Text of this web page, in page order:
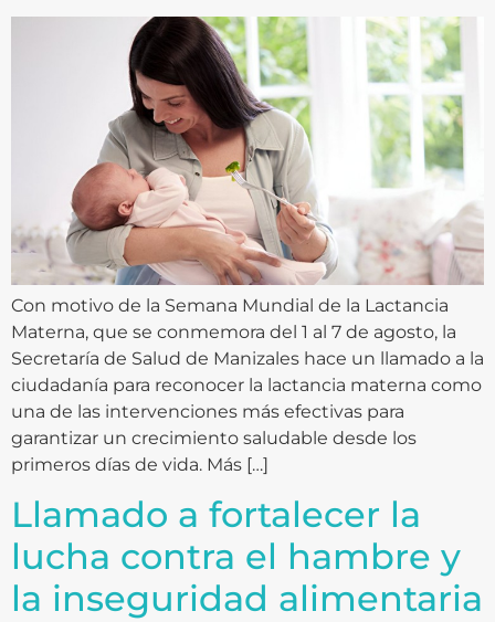
Con motivo de la Semana Mundial de la Lactancia
Materna, que se conmemora del 1 al 7 de agosto, la
Secretaría de Salud de Manizales hace un llamado a la
ciudadanía para reconocer la lactancia materna como
una de las intervenciones más efectivas para
garantizar un crecimiento saludable desde los
primeros días de vida. Más […]
Llamado a fortalecer la
lucha contra el hambre y
la inseguridad alimentaria